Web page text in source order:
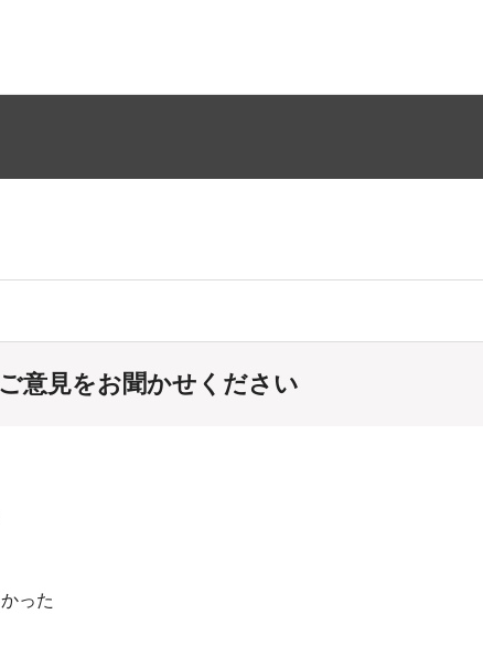
意見をお聞かせください
った